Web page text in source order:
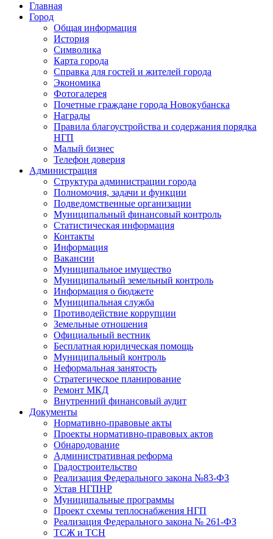
Главная
Город
Общая информация
История
Символика
Карта города
Справка для гостей и жителей города
Экономика
Фотогалерея
Почетные граждане города Новокубанска
Награды
Правила благоустройства и содержания порядка
НГП
Малый бизнес
Телефон доверия
Администрация
Структура администрации города
Полномочия, задачи и функции
Подведомственные организации
Муниципальный финансовый контроль
Статистическая информация
Контакты
Информация
Вакансии
Муниципальное имущество
Муниципальный земельный контроль
Информация о бюджете
Муниципальная служба
Противодействие коррупции
Земельные отношения
Официальный вестник
Бесплатная юридическая помощь
Муниципальный контроль
Неформальная занятость
Стратегическое планирование
Ремонт МКД
Внутренний финансовый аудит
Документы
Нормативно-правовые акты
Проекты нормативно-правовых актов
Обнародование
Административная реформа
Градостроительство
Реализация Федерального закона №83-ФЗ
Устав НГПНР
Муниципальные программы
Проект схемы теплоснабжения НГП
Реализация Федерального закона № 261-ФЗ
ТСЖ и ТСН